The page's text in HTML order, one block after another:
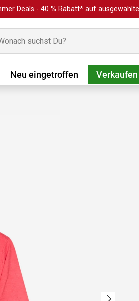
Deals - 40 % Rabatt* auf
Neu eingetroffen Verkaufen
Nächste